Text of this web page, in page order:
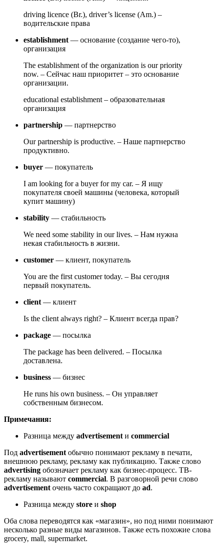
driving licence (Br.), driver’s license (Am.) –
водительские права
establishment — основание (создание чего-то),
организация
The establishment of the organization is our priority
now. – Сейчас наш приоритет – это основание
организации.
educational establishment – образовательная
организация
partnership — партнерство
Our partnership is productive. – Наше партнерство
продуктивно.
buyer — покупатель
I am looking for a buyer for my car. – Я ищу
покупателя своей машины (человека, который
купит машину)
stability — стабильность
We need some stability in our lives. – Нам нужна
некая стабильность в жизни.
customer — клиент, покупатель
You are the first customer today. – Вы сегодня
первый покупатель.
client — клиент
Is the client always right? – Клиент всегда прав?
package — посылка
The package has been delivered. – Посылка
доставлена.
business — бизнес
He runs his own business. – Он управляет
собственным бизнесом.
Примечания:
Разница между advertisement и commercial
Под advertisement обычно понимают рекламу в печати,
внешнюю рекламу, рекламу как публикацию. Также слово
advertising обозначает рекламу как бизнес-процесс. ТВ-
рекламу называют commercial. В разговорной речи слово
advertisement очень часто сокращают до ad.
Разница между store и shop
Оба слова переводятся как «магазин», но под ними понимают
несколько разные виды магазинов. Также есть похожие слова
grocery, mall, supermarket.